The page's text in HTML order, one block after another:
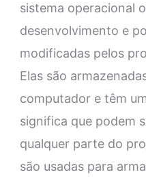
sistema operacional
desenvolvimento e
modificadas pelos
Elas são
computador e têm
significa que podem
qualquer parte do
são usadas para